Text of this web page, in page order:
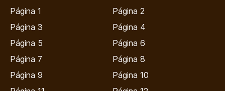
Página 1
Página 2
Página 3
Página 4
Página 5
Página 6
Página 7
Página 8
Página 9
Página 10